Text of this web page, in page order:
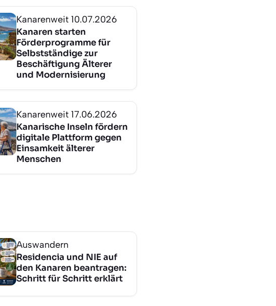
Kanarenweit 10.07.2026
Kanaren starten
Förderprogramme für
Selbstständige zur
Beschäftigung Älterer
und Modernisierung
Kanarenweit 17.06.2026
Kanarische Inseln fördern
digitale Plattform gegen
Einsamkeit älterer
Menschen
Auswandern
Residencia und NIE auf
den Kanaren beantragen:
Schritt für Schritt erklärt